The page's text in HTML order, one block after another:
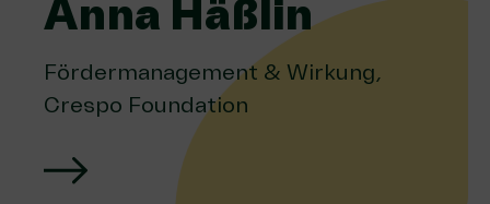
Anna Häßlin
Fördermanagement & Wirkung,
Crespo Foundation